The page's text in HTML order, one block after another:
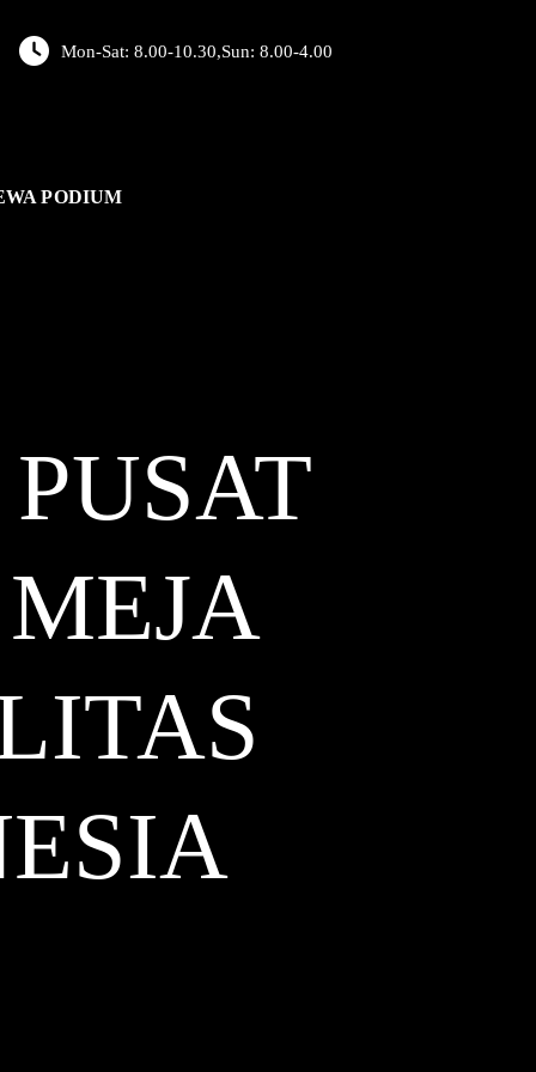
Mon-Sat: 8.00-10.30,Sun: 8.00-4.00
PODIUM
PUSAT